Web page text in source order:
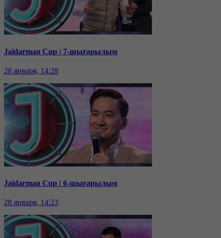
Jaidarman Cup | 7-шығарылым
28 января, 14:28
Jaidarman Cup | 6-шығарылым
28 января, 14:23